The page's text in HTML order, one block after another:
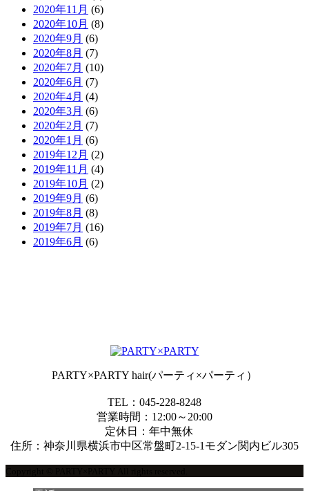
2020年11月 (6)
2020年10月 (8)
2020年9月 (6)
2020年8月 (7)
2020年7月 (10)
2020年6月 (7)
2020年4月 (4)
2020年3月 (6)
2020年2月 (7)
2020年1月 (6)
2019年12月 (2)
2019年11月 (4)
2019年10月 (2)
2019年9月 (6)
2019年8月 (8)
2019年7月 (16)
2019年6月 (6)
PARTY×PARTY hair(パーティ×パーティ）
TEL：045-228-8248
営業時間：12:00～20:00
定休日：年中無休
住所：神奈川県横浜市中区常盤町2-15-1モダン関内ビル305